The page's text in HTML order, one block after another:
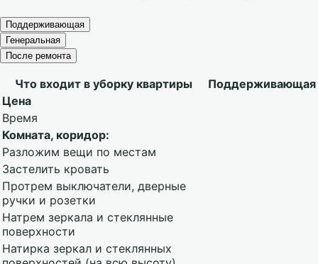
Поддерживающая
Генеральная
После ремонта
Что входит в уборку квартиры
Поддерживающая
Цена
Время
Комната, коридор:
Разложим вещи по местам
Застелить кровать
Протрем выключатели, дверные
ручки и розетки
Натрем зеркала и стеклянные
поверхности
Натирка зеркал и стеклянных